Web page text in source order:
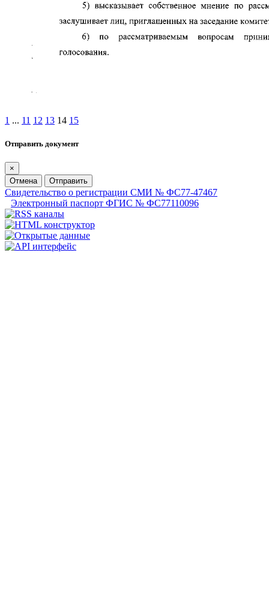
1 ... 11 12 13 14 15
Отправить документ
×
Отмена
Отправить
Свидетельство о регистрации СМИ № ФС77-47467
Электронный паспорт ФГИС № ФС77110096